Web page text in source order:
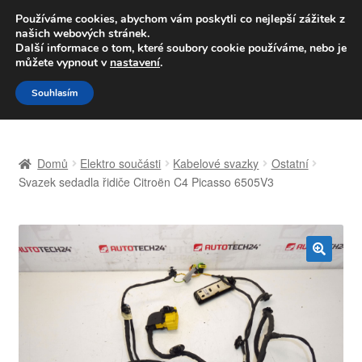
DOPRAVA od 139,-Kč
Volejte po-pá 9-16 704 494 494
Přeskočit
na
navigaci
Přejít
k
obsahu
Celosvětová doprava
Domů Elektro součásti Kabelové svazky
Ostatní
Svazek sedadla řidiče Citroën C4 Picasso 6505V3
🔍
Používáme cookies, abychom vám poskytli co nejlepší zážitek z
našich webových stránek.
Další informace o tom, které soubory cookie používáme, nebo je
můžete vypnout v nastavení.
Souhlasím